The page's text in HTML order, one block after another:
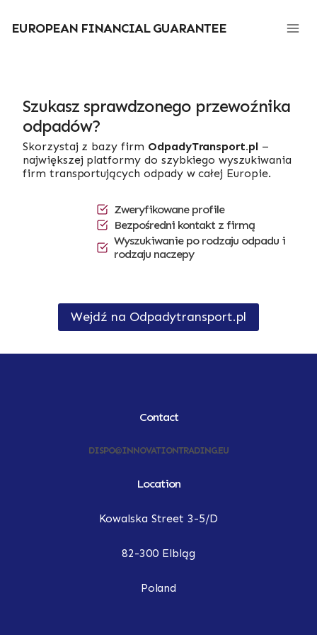
treści
EUROPEAN FINANCIAL GUARANTEE
Szukasz sprawdzonego przewoźnika
odpadów?
Skorzystaj z bazy firm OdpadyTransport.pl–
największej platformy do szybkiego wyszukiwania
firm transportujących odpady w całej Europie.
Zweryfikowane profile
Bezpośredni kontakt z firmą
Wyszukiwanie po rodzaju odpadu i
rodzaju naczepy
Wejdź na Odpadytransport.pl
Contact
DISPO@INNOVATIONTRADING.EU
Location
Kowalska Street 3-5/D
82-300 Elbląg
Poland